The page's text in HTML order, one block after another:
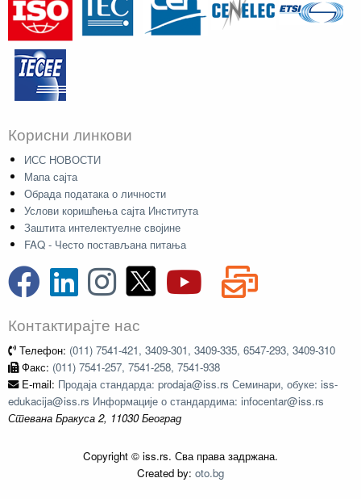
Корисни линкови
ИСС НОВОСТИ
Мапа сајта
Обрада података о личности
Услови коришћења сајта Института
Заштита интелектуелне својине
FAQ - Често постављана питања
Контактирајте нас
Телефон: (011) 7541-421, 3409-301, 3409-335, 6547-293, 3409-310
Факс: (011) 7541-257, 7541-258, 7541-938
E-mail: Продаја стандарда: prodaja@iss.rs Семинари, обуке: iss-
edukacija@iss.rs Информације о стандардима: infocentar@iss.rs
Стевана Бракуса 2, 11030 Београд
Copyright © iss.rs. Сва права задржана.
Created by: oto.bg